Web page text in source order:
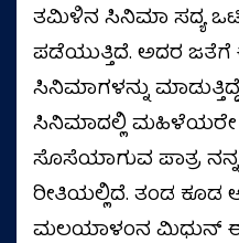
ತಮಿಳಿನ ಸಿನಿಮಾ ಸದ್ಯ
ಪಡೆಯುತ್ತಿದೆ. ಅದರ ಜತೆಗೆ
ಸಿನಿಮಾಗಳನ್ನು
ಸಿನಿಮಾದಲ್ಲಿ ಮಹಿಳೆಯರೇ
ಸೊಸೆಯಾಗುವ ಪಾತ್ರ
ರೀತಿಯಲ್ಲಿದೆ. ತಂಡ ಕೂಡ
ಮಲಯಾಳಂನ ಮಿಧುನ್‌ ಈ